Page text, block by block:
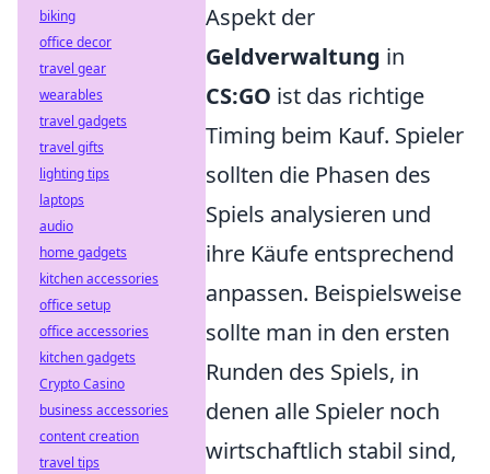
Aspekt der
Geldverwaltung in
CS:GO ist das richtige
Timing beim Kauf. Spieler
sollten die Phasen des
Spiels analysieren und
ihre Käufe entsprechend
anpassen. Beispielsweise
sollte man in den ersten
Runden des Spiels, in
denen alle Spieler noch
wirtschaftlich stabil sind,
biking
office decor
travel gear
wearables
travel gadgets
travel gifts
lighting tips
laptops
audio
home gadgets
kitchen accessories
office setup
office accessories
kitchen gadgets
Crypto Casino
business accessories
content creation
travel tips